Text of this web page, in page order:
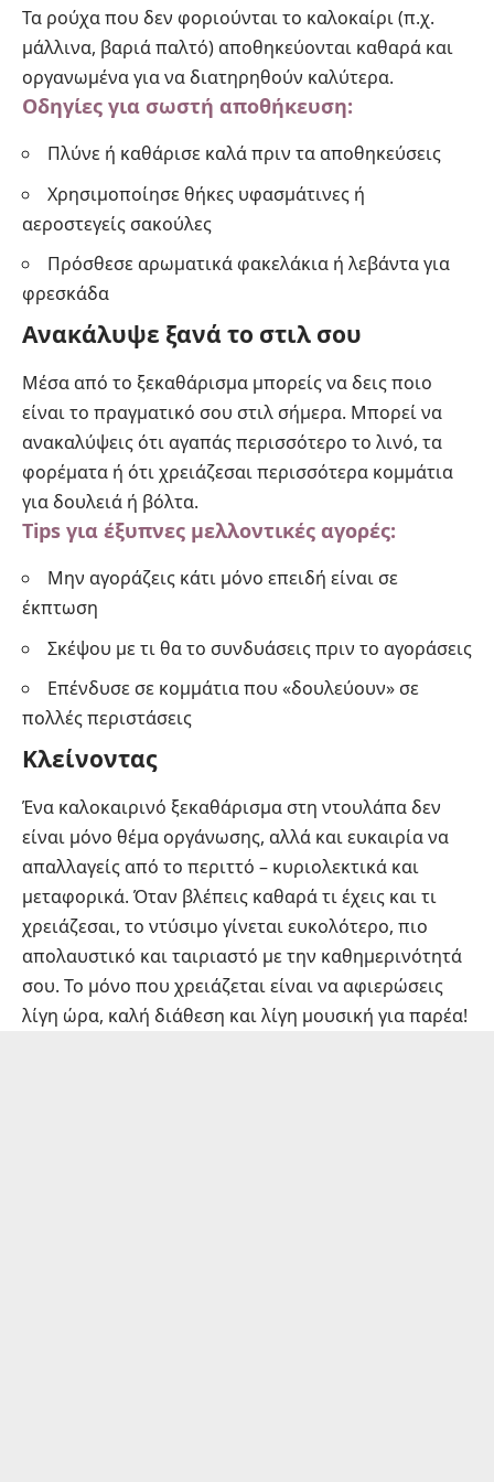
Τα ρούχα που δεν φοριούνται το καλοκαίρι (π.χ.
μάλλινα, βαριά παλτό) αποθηκεύονται καθαρά και
οργανωμένα για να διατηρηθούν καλύτερα.
Οδηγίες για σωστή αποθήκευση:
Πλύνε ή καθάρισε καλά πριν τα αποθηκεύσεις
Χρησιμοποίησε θήκες υφασμάτινες ή
αεροστεγείς σακούλες
Πρόσθεσε αρωματικά φακελάκια ή λεβάντα για
φρεσκάδα
Ανακάλυψε ξανά το στιλ σου
Μέσα από το ξεκαθάρισμα μπορείς να δεις ποιο
είναι το πραγματικό σου στιλ σήμερα. Μπορεί να
ανακαλύψεις ότι αγαπάς περισσότερο το λινό, τα
φορέματα ή ότι χρειάζεσαι περισσότερα κομμάτια
για δουλειά ή βόλτα.
Tips για έξυπνες μελλοντικές αγορές:
Μην αγοράζεις κάτι μόνο επειδή είναι σε
έκπτωση
Σκέψου με τι θα το συνδυάσεις πριν το αγοράσεις
Επένδυσε σε κομμάτια που «δουλεύουν» σε
πολλές περιστάσεις
Κλείνοντας
Ένα καλοκαιρινό ξεκαθάρισμα στη ντουλάπα δεν
είναι μόνο θέμα οργάνωσης, αλλά και ευκαιρία να
απαλλαγείς από το περιττό – κυριολεκτικά και
μεταφορικά. Όταν βλέπεις καθαρά τι έχεις και τι
χρειάζεσαι, το ντύσιμο γίνεται ευκολότερο, πιο
απολαυστικό και ταιριαστό με την καθημερινότητά
σου. Το μόνο που χρειάζεται είναι να αφιερώσεις
λίγη ώρα, καλή διάθεση και λίγη μουσική για παρέα!